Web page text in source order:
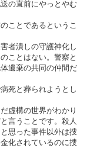
の直前にやっとやむ
ことであるというこ
者潰しの守護神化し
ことはない。警察と
遺棄の共同の仲間だ
死と葬られようとし
虚構の世界がわかり
言うことです。殺人
思った事件以外は捜
化されているのに捜